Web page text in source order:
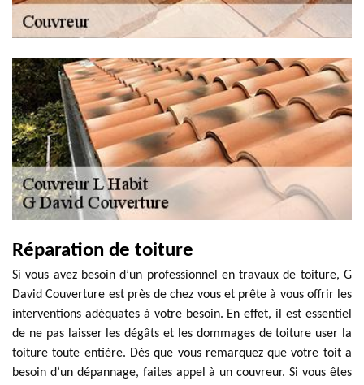
Réparation de toiture
Si vous avez besoin d’un professionnel en travaux de toiture, G
David Couverture est près de chez vous et prête à vous offrir les
interventions adéquates à votre besoin. En effet, il est essentiel
de ne pas laisser les dégâts et les dommages de toiture user la
toiture toute entière. Dès que vous remarquez que votre toit a
besoin d’un dépannage, faites appel à un couvreur. Si vous êtes